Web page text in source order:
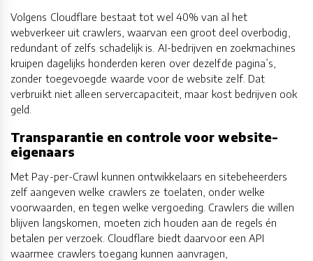
Volgens Cloudflare bestaat tot wel 40% van al het
webverkeer uit crawlers, waarvan een groot deel overbodig,
redundant of zelfs schadelijk is. AI-bedrijven en zoekmachines
kruipen dagelijks honderden keren over dezelfde pagina’s,
zonder toegevoegde waarde voor de website zelf. Dat
verbruikt niet alleen servercapaciteit, maar kost bedrijven ook
geld.
Transparantie en controle voor website-
eigenaars
Met Pay-per-Crawl kunnen ontwikkelaars en sitebeheerders
zelf aangeven welke crawlers ze toelaten, onder welke
voorwaarden, en tegen welke vergoeding. Crawlers die willen
blijven langskomen, moeten zich houden aan de regels én
betalen per verzoek. Cloudflare biedt daarvoor een API
waarmee crawlers toegang kunnen aanvragen,